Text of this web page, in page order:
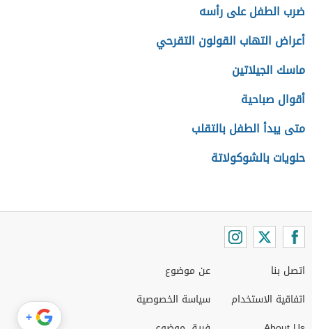
ضرب الطفل على رأسه
أعراض التهاب القولون التقرحي
ماسك الجيلاتين
أقوال صباحية
متى يبدأ الطفل بالتقلب
حلويات بالشوكولاتة
اتصل بنا
اتفاقية الاستخدام
عن موضوع
سياسة الخصوصية
+